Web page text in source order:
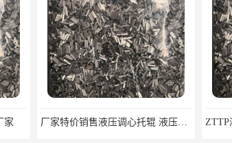
ZTTP液压调心托辊 皮带机液压调心托辊 运输机液压调心托辊